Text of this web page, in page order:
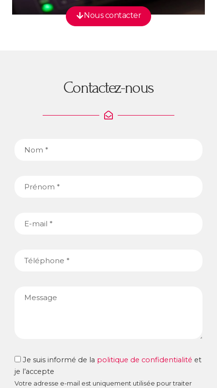
Nous contacter
Contactez-nous
RGPD
Je suis informé de la politique de confidentialité et
je l’accepte
Votre adresse e-mail est uniquement utilisée pour traiter